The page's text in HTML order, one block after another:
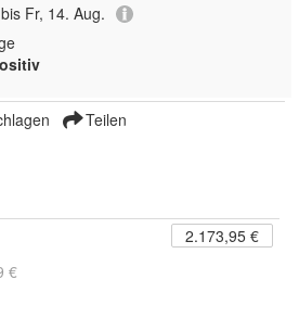
Fr, 14. Aug.
Teilen
2.173,95 €
€